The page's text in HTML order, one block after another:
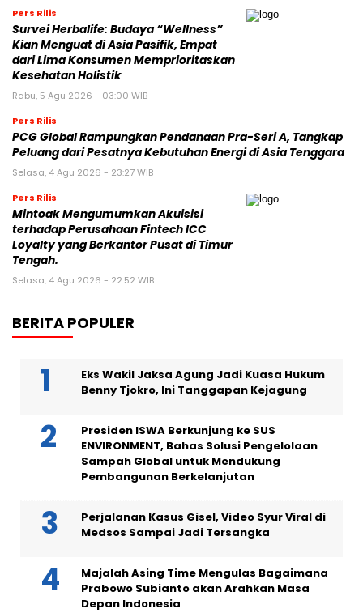
Pers Rilis
Survei Herbalife: Budaya “Wellness”
Kian Menguat di Asia Pasifik, Empat
dari Lima Konsumen Memprioritaskan
Kesehatan Holistik
Rabu, 5 Agu 2026 - 03:00 WIB
Pers Rilis
PCG Global Rampungkan Pendanaan Pra-Seri A, Tangkap
Peluang dari Pesatnya Kebutuhan Energi di Asia Tenggara
Selasa, 4 Agu 2026 - 23:27 WIB
Pers Rilis
Mintoak Mengumumkan Akuisisi
terhadap Perusahaan Fintech ICC
Loyalty yang Berkantor Pusat di Timur
Tengah.
Selasa, 4 Agu 2026 - 22:52 WIB
BERITA POPULER
Eks Wakil Jaksa Agung Jadi Kuasa Hukum
Benny Tjokro, Ini Tanggapan Kejagung
Presiden ISWA Berkunjung ke SUS
ENVIRONMENT, Bahas Solusi Pengelolaan
Sampah Global untuk Mendukung
Pembangunan Berkelanjutan
Perjalanan Kasus Gisel, Video Syur Viral di
Medsos Sampai Jadi Tersangka
Majalah Asing Time Mengulas Bagaimana
Prabowo Subianto akan Arahkan Masa
Depan Indonesia